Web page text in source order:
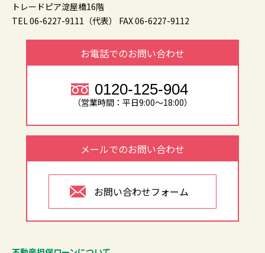
トレードピア淀屋橋16階
TEL 06-6227-9111（代表）
FAX 06-6227-9112
お電話でのお問い合わせ
0120-125-904
（営業時間：平日9:00～18:00）
メールでのお問い合わせ
お問い合わせフォーム